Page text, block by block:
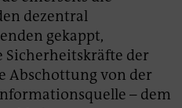
dezentral
gekappt,
Sicherheitskräfte der
Abschottung von der
– dem